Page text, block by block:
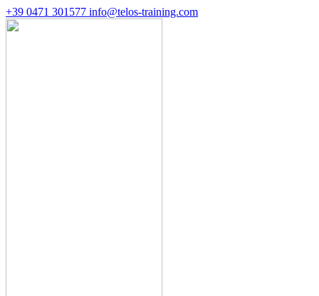
+39 0471 301577 info@telos-training.com